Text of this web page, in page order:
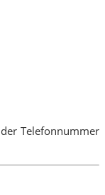
Telefonnummer